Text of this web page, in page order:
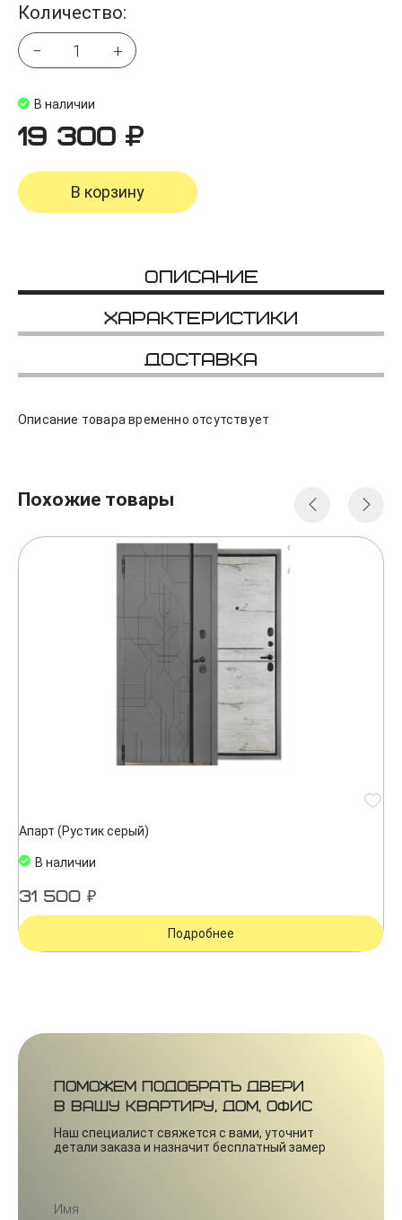
Количество:
− +
В наличии
19 300
В корзину
Описание
Характеристики
Доставка
Описание товара временно отсутствует
Похожие товары
Апарт (Рустик серый)
В наличии
31 500 ₽
Подробнее
Поможем подобрать двери
в вашу квартиру, дом, офис
Наш специалист свяжется с вами, уточнит
детали заказа и назначит бесплатный замер